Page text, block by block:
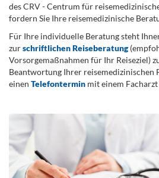
des CRV - Centrum für
fordern Sie Ihre reisemedizinische
Für Ihre individuelle Beratung steht
zurschriftlichen Reiseberatung
Vorsorgemaßnahmen für Ihr Reiseziel)
Beantwortung Ihrer reisemedizinischen
einen Telefontermin mit einem